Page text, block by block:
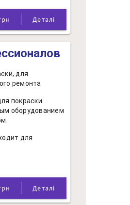
грн Деталі
для
ремонта
покраски
оборудованием
для
грн Деталі